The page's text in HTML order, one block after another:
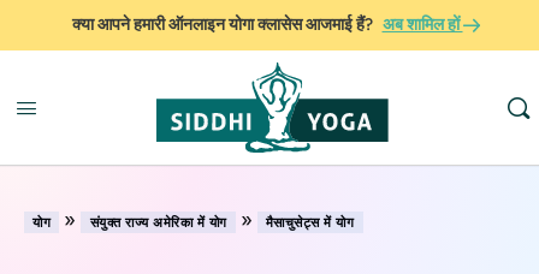
क्या आपने हमारी ऑनलाइन योगा क्लासेस आजमाई हैं? अब शामिल हों
योग » संयुक्त राज्य अमेरिका में योग » मैसाचुसेट्स में योग